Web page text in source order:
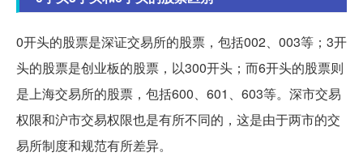
0开头的股票是深证交易所的股票，包括002、003等；3开
头的股票是创业板的股票，以300开头；而6开头的股票则
是上海交易所的股票，包括600、601、603等。深市交易
权限和沪市交易权限也是有所不同的，这是由于两市的交
易所制度和规范有所差异。